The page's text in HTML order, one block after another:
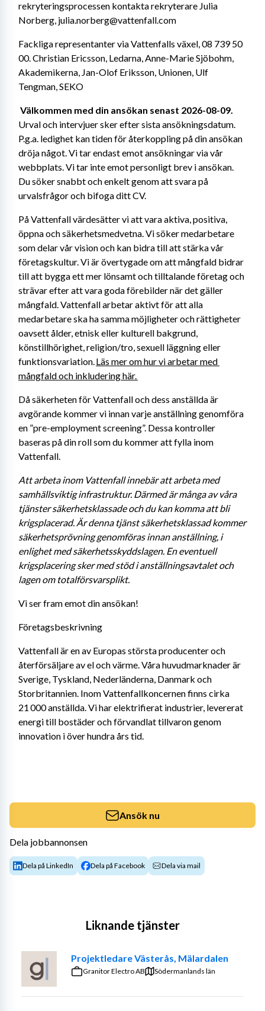
rekryteringsprocessen kontakta rekryterare Julia
Norberg, julia.norberg@vattenfall.com
Fackliga representanter via Vattenfalls växel, 08 739 50
00. Christian Ericsson, Ledarna, Anne-Marie Sjöbohm,
Akademikerna, Jan-Olof Eriksson, Unionen, Ulf
Tengman, SEKO
Välkommen med din ansökan senast 2026-08-09.
Urval och intervjuer sker efter sista ansökningsdatum.
P.g.a. ledighet kan tiden för återkoppling på din ansökan
dröja något. Vi tar endast emot ansökningar via vår
webbplats. Vi tar inte emot personligt brev i ansökan.
Du söker snabbt och enkelt genom att svara på
urvalsfrågor och bifoga ditt CV.
På Vattenfall värdesätter vi att vara aktiva, positiva,
öppna och säkerhetsmedvetna. Vi söker medarbetare
som delar vår vision och kan bidra till att stärka vår
företagskultur. Vi är övertygade om att mångfald bidrar
till att bygga ett mer lönsamt och tilltalande företag och
strävar efter att vara goda förebilder när det gäller
mångfald. Vattenfall arbetar aktivt för att alla
medarbetare ska ha samma möjligheter och rättigheter
oavsett ålder, etnisk eller kulturell bakgrund,
könstillhörighet, religion/tro, sexuell läggning eller
funktionsvariation. Läs mer om hur vi arbetar med
mångfald och inkludering här.
Då säkerheten för Vattenfall och dess anställda är
avgörande kommer vi innan varje anställning genomföra
en ”pre-employment screening”. Dessa kontroller
baseras på din roll som du kommer att fylla inom
Vattenfall.
Att arbeta inom Vattenfall innebär att arbeta med
samhällsviktig infrastruktur. Därmed är många av våra
tjänster säkerhetsklassade och du kan komma att bli
krigsplacerad. Är denna tjänst säkerhetsklassad kommer
säkerhetsprövning genomföras innan anställning, i
enlighet med säkerhetsskyddslagen. En eventuell
krigsplacering sker med stöd i anställningsavtalet och
lagen om totalförsvarsplikt.
Vi ser fram emot din ansökan!
Företagsbeskrivning
Vattenfall är en av Europas största producenter och
återförsäljare av el och värme. Våra huvudmarknader är
Sverige, Tyskland, Nederländerna, Danmark och
Storbritannien. Inom Vattenfallkoncernen finns cirka
21 000 anställda. Vi har elektrifierat industrier, levererat
energi till bostäder och förvandlat tillvaron genom
innovation i över hundra års tid.
Ansök nu
Dela jobbannonsen
Dela på LinkedIn Dela på Facebook Dela via mail
Liknande tjänster
Projektledare Västerås, Mälardalen
Granitor Electro AB Södermanlands län